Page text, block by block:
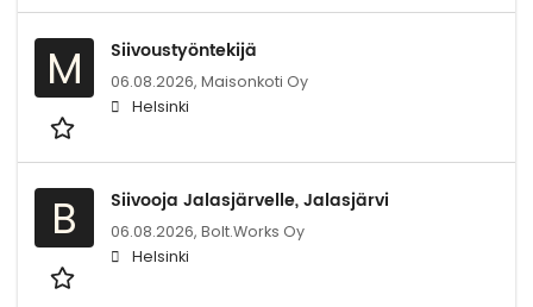
M Siivoustyöntekijä
06.08.2026, Maisonkoti Oy
Helsinki
B Siivooja Jalasjärvelle, Jalasjärvi
06.08.2026, Bolt.Works Oy
Helsinki